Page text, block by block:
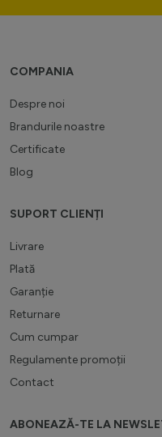
COMPANIA
Despre noi
Brandurile noastre
Certificate
Blog
SUPORT CLIENȚI
Livrare
Plată
Garanție
Returnare
Cum cumpar
Regulamente promoții
Contact
ABONEAZĂ-TE LA